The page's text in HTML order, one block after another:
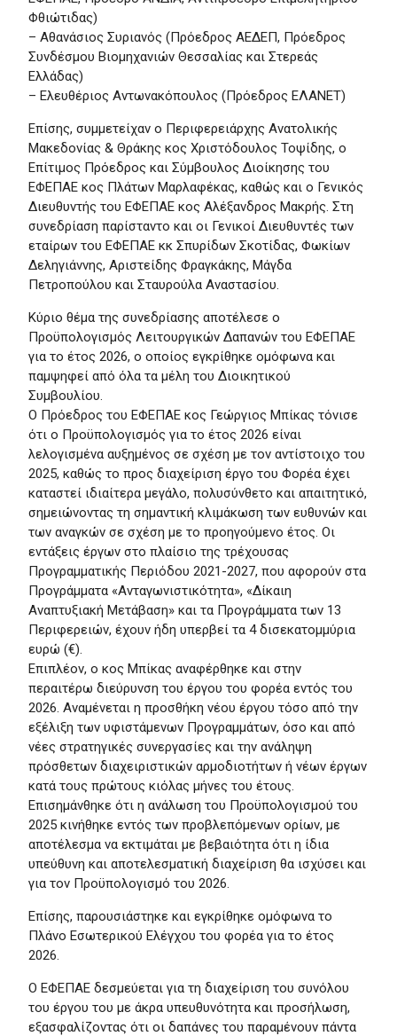
Φθιώτιδας)
– Αθανάσιος Συριανός (Πρόεδρος ΑΕΔΕΠ, Πρόεδρος
Συνδέσμου Βιομηχανιών Θεσσαλίας και Στερεάς
Ελλάδας)
– Ελευθέριος Αντωνακόπουλος (Πρόεδρος ΕΛΑΝΕΤ)
Επίσης, συμμετείχαν ο Περιφερειάρχης Ανατολικής
Μακεδονίας & Θράκης κος Χριστόδουλος Τοψίδης, ο
Επίτιμος Πρόεδρος και Σύμβουλος Διοίκησης του
ΕΦΕΠΑΕ κος Πλάτων Μαρλαφέκας, καθώς και ο Γενικός
Διευθυντής του ΕΦΕΠΑΕ κος Αλέξανδρος Μακρής. Στη
συνεδρίαση παρίσταντο και οι Γενικοί Διευθυντές των
εταίρων του ΕΦΕΠΑΕ κκ Σπυρίδων Σκοτίδας, Φωκίων
Δεληγιάννης, Αριστείδης Φραγκάκης, Μάγδα
Πετροπούλου και Σταυρούλα Αναστασίου.
Κύριο θέμα της συνεδρίασης αποτέλεσε ο
Προϋπολογισμός Λειτουργικών Δαπανών του ΕΦΕΠΑΕ
για το έτος 2026, ο οποίος εγκρίθηκε ομόφωνα και
παμψηφεί από όλα τα μέλη του Διοικητικού
Συμβουλίου.
Ο Πρόεδρος του ΕΦΕΠΑΕ κος Γεώργιος Μπίκας τόνισε
ότι ο Προϋπολογισμός για το έτος 2026 είναι
λελογισμένα αυξημένος σε σχέση με τον αντίστοιχο του
2025, καθώς το προς διαχείριση έργο του Φορέα έχει
καταστεί ιδιαίτερα μεγάλο, πολυσύνθετο και απαιτητικό,
σημειώνοντας τη σημαντική κλιμάκωση των ευθυνών και
των αναγκών σε σχέση με το προηγούμενο έτος. Οι
εντάξεις έργων στο πλαίσιο της τρέχουσας
Προγραμματικής Περιόδου 2021-2027, που αφορούν στα
Προγράμματα «Ανταγωνιστικότητα», «Δίκαιη
Αναπτυξιακή Μετάβαση» και τα Προγράμματα των 13
Περιφερειών, έχουν ήδη υπερβεί τα 4 δισεκατομμύρια
ευρώ (€).
Επιπλέον, ο κος Μπίκας αναφέρθηκε και στην
περαιτέρω διεύρυνση του έργου του φορέα εντός του
2026. Αναμένεται η προσθήκη νέου έργου τόσο από την
εξέλιξη των υφιστάμενων Προγραμμάτων, όσο και από
νέες στρατηγικές συνεργασίες και την ανάληψη
πρόσθετων διαχειριστικών αρμοδιοτήτων ή νέων έργων
κατά τους πρώτους κιόλας μήνες του έτους.
Επισημάνθηκε ότι η ανάλωση του Προϋπολογισμού του
2025 κινήθηκε εντός των προβλεπόμενων ορίων, με
αποτέλεσμα να εκτιμάται με βεβαιότητα ότι η ίδια
υπεύθυνη και αποτελεσματική διαχείριση θα ισχύσει και
για τον Προϋπολογισμό του 2026.
Επίσης, παρουσιάστηκε και εγκρίθηκε ομόφωνα το
Πλάνο Εσωτερικού Ελέγχου του φορέα για το έτος
2026.
Ο ΕΦΕΠΑΕ δεσμεύεται για τη διαχείριση του συνόλου
του έργου του με άκρα υπευθυνότητα και προσήλωση,
εξασφαλίζοντας ότι οι δαπάνες του παραμένουν πάντα